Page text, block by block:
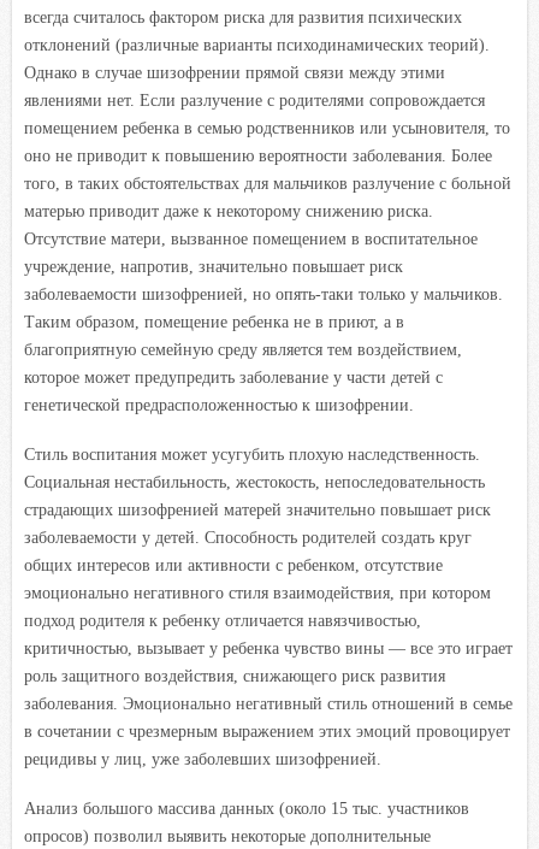
всегда считалось фактором риска для развития психических
отклонений (различные варианты психодинамических теорий).
Однако в случае шизофрении прямой связи между этими
явлениями нет. Если разлучение с родителями сопровождается
помещением ребенка в семью родственников или усыновителя, то
оно не приводит к повышению вероятности заболевания. Более
того, в таких обстоятельствах для мальчиков разлучение с больной
матерью приводит даже к некоторому снижению риска.
Отсутствие матери, вызванное помещением в воспитательное
учреждение, напротив, значительно повышает риск
заболеваемости шизофренией, но опять-таки только у мальчиков.
Таким образом, помещение ребенка не в приют, а в
благоприятную семейную среду является тем воздействием,
которое может предупредить заболевание у части детей с
генетической предрасположенностью к шизофрении.
Стиль воспитания может усугубить плохую наследственность.
Социальная нестабильность, жестокость, непоследовательность
страдающих шизофренией матерей значительно повышает риск
заболеваемости у детей. Способность родителей создать круг
общих интересов или активности с ребенком, отсутствие
эмоционально негативного стиля взаимодействия, при котором
подход родителя к ребенку отличается навязчивостью,
критичностью, вызывает у ребенка чувство вины — все это играет
роль защитного воздействия, снижающего риск развития
заболевания. Эмоционально негативный стиль отношений в семье
в сочетании с чрезмерным выражением этих эмоций провоцирует
рецидивы у лиц, уже заболевших шизофренией.
Анализ большого массива данных (около 15 тыс. участников
опросов) позволил выявить некоторые дополнительные